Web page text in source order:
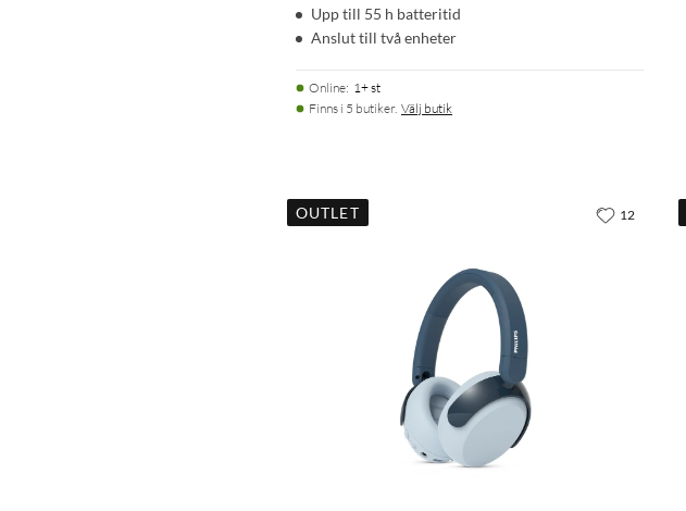
Upp till 55 h batteritid
Anslut till två enheter
Online: 1+ st
Finns i 5 butiker. Välj butik
OUTLET 12